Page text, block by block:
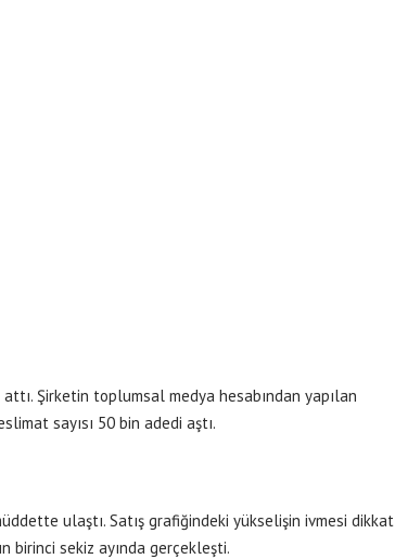
Şirketin toplumsal medya hesabından yapılan
sayısı 50 bin adedi aştı.
ulaştı. Satış grafiğindeki yükselişin ivmesi dikkat
birinci sekiz ayında gerçekleşti.